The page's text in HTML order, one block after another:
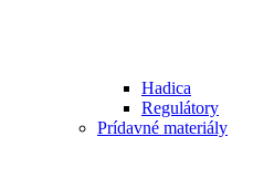
Hadica
Regulátory
Prídavné materiály